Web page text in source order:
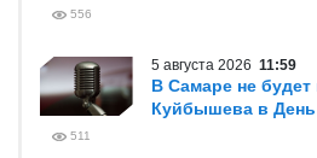
556
5 августа 2026 11:59
В Самаре не
Куйбышева в День
511